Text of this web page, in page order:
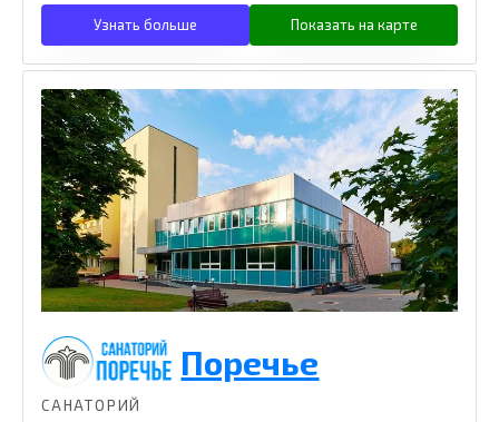
Узнать больше Показать на карте
Поречье
САНАТОРИЙ